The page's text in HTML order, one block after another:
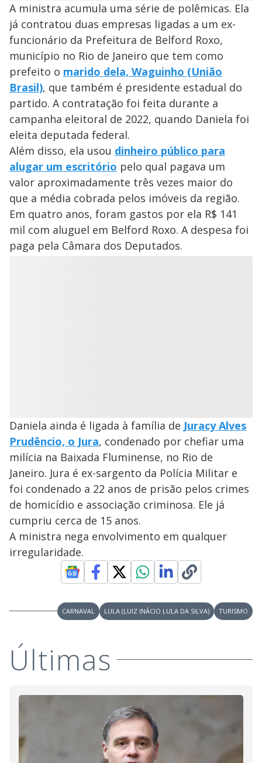
A ministra acumula uma série de polêmicas. Ela
já contratou duas empresas ligadas a um ex-
funcionário da Prefeitura de Belford Roxo,
município no Rio de Janeiro que tem como
prefeito o marido dela, Waguinho (União
Brasil), que também é presidente estadual do
partido. A contratação foi feita durante a
campanha eleitoral de 2022, quando Daniela foi
eleita deputada federal.
Além disso, ela usou dinheiro público para
alugar um escritório pelo qual pagava um
valor aproximadamente três vezes maior do
que a média cobrada pelos imóveis da região.
Em quatro anos, foram gastos por ela R$ 141
mil com aluguel em Belford Roxo. A despesa foi
paga pela Câmara dos Deputados.
Daniela ainda é ligada à família de Juracy Alves
Prudêncio, o Jura, condenado por chefiar uma
milícia na Baixada Fluminense, no Rio de
Janeiro. Jura é ex-sargento da Polícia Militar e
foi condenado a 22 anos de prisão pelos crimes
de homicídio e associação criminosa. Ele já
cumpriu cerca de 15 anos.
A ministra nega envolvimento em qualquer
irregularidade.
CARNAVAL LULA (LUIZ INÁCIO LULA DA SILVA) TURISMO
Últimas